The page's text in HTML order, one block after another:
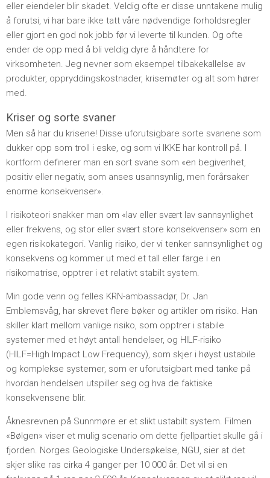
eller eiendeler blir skadet. Veldig ofte er disse unntakene mulig
å forutsi, vi har bare ikke tatt våre nødvendige forholdsregler
eller gjort en god nok jobb før vi leverte til kunden. Og ofte
ender de opp med å bli veldig dyre å håndtere for
virksomheten. Jeg nevner som eksempel tilbakekallelse av
produkter, oppryddingskostnader, krisemøter og alt som hører
med.
Kriser og sorte svaner
Men så har du krisene! Disse uforutsigbare sorte svanene som
dukker opp som troll i eske, og som vi IKKE har kontroll på. I
kortform definerer man en sort svane som «en begivenhet,
positiv eller negativ, som anses usannsynlig, men forårsaker
enorme konsekvenser».
I risikoteori snakker man om «lav eller svært lav sannsynlighet
eller frekvens, og stor eller svært store konsekvenser» som en
egen risikokategori. Vanlig risiko, der vi tenker sannsynlighet og
konsekvens og kommer ut med et tall eller farge i en
risikomatrise, opptrer i et relativt stabilt system.
Min gode venn og felles KRN-ambassadør, Dr. Jan
Emblemsvåg, har skrevet flere bøker og artikler om risiko. Han
skiller klart mellom vanlige risiko, som opptrer i stabile
systemer med et høyt antall hendelser, og HILF-risiko
(HILF=High Impact Low Frequency), som skjer i høyst ustabile
og komplekse systemer, som er uforutsigbart med tanke på
hvordan hendelsen utspiller seg og hva de faktiske
konsekvensene blir.
Åknesrevnen på Sunnmøre er et slikt ustabilt system. Filmen
«Bølgen» viser et mulig scenario om dette fjellpartiet skulle gå i
fjorden. Norges Geologiske Undersøkelse, NGU, sier at det
skjer slike ras cirka 4 ganger per 10 000 år. Det vil si en